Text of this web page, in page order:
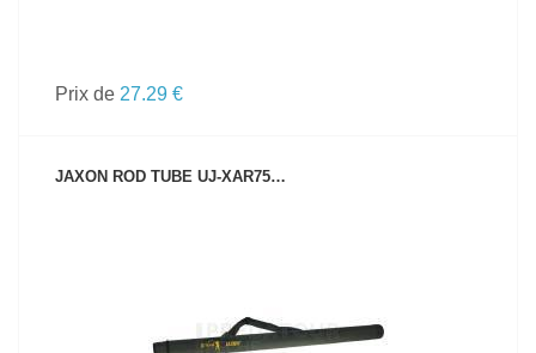
Prix de 27.29 €
JAXON ROD TUBE UJ-XAR75…